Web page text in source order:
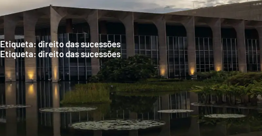
Etiqueta: direito das sucessões
Etiqueta: direito das sucessões